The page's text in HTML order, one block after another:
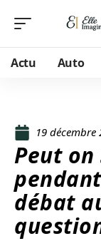
Actu Auto
19 décembre
Peut
débat